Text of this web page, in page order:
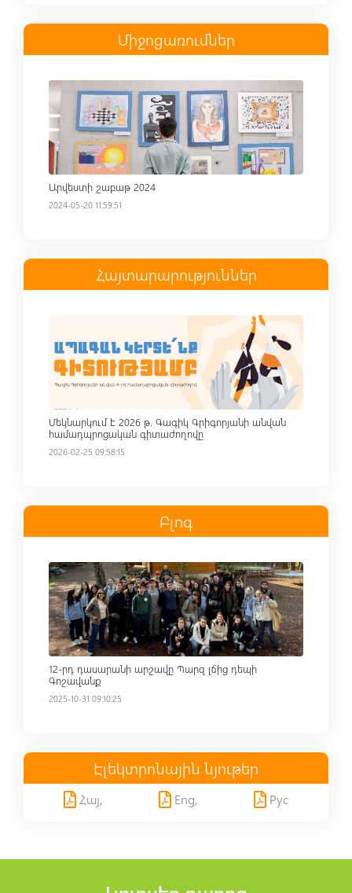
Միջոցառումներ
Read more
Արվեստի շաբաթ 2024
2024-05-20 11:59:51
Հայտարարություններ
Մեկնարկում է 2026 թ. Գագիկ Գրիգորյանի անվան
համադպրոցական գիտաժողովը
2026-02-25 09:58:15
Բլոգ
Read more
12-րդ դասարանի արշավը Պարզ լճից դեպի
Գոշավանք
2025-10-31 09:10:25
Էլեկտրոնային նյութեր
Հայ, Eng, Рус